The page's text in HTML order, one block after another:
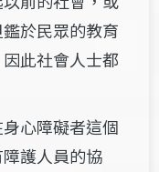
於民眾的教育
此社會人士都
心障礙者這個
護人員的協